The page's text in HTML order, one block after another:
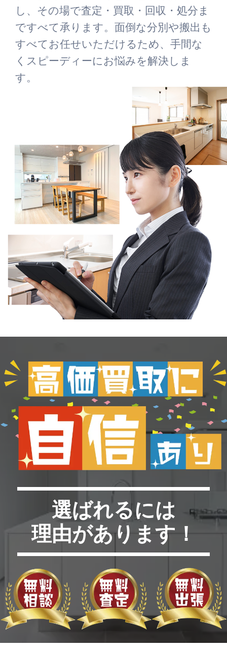
し、その場で査定・買取・回収・処分ま
ですべて承ります。面倒な分別や搬出も
すべてお任せいただけるため、手間な
くスピーディーにお悩みを解決しま
す。
選ばれるには
理由があります！